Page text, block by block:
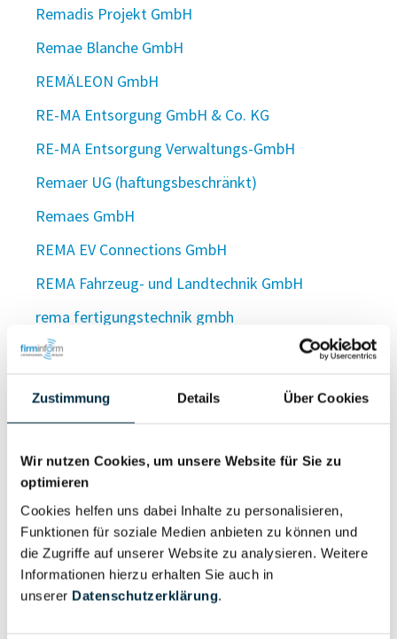
Zustimmung Details Über Cookies
Wir nutzen Cookies, um unsere Website für Sie zu
optimieren
Cookies helfen uns dabei Inhalte zu personalisieren,
Funktionen für soziale Medien anbieten zu können und
die Zugriffe auf unserer Website zu analysieren. Weitere
Informationen hierzu erhalten Sie auch in
unserer Datenschutzerklärung.
Remadis Projekt GmbH
Remae Blanche GmbH
REMÄLEON GmbH
RE-MA Entsorgung GmbH & Co. KG
RE-MA Entsorgung Verwaltungs-GmbH
Remaer UG (haftungsbeschränkt)
Remaes GmbH
REMA EV Connections GmbH
REMA Fahrzeug- und Landtechnik GmbH
rema fertigungstechnik gmbh
REMA Fügetechnik GmbH
Remag Aktiengesellschaft
REMAG Asset Management GmbH
Remagdau Maschinen GmbH
REMA Gebäudereinigung e.K.
Remagen Grundstücksverwaltung GmbH & Co. KG
Remagen Immobilien GmbH & Co. KG